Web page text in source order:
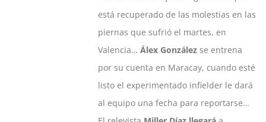
está recuperado de las molestias en las
piernas que sufrió el martes, en
Valencia… Álex González se entrena
por su cuenta en Maracay, cuando esté
listo el experimentado infielder le dará
al equipo una fecha para reportarse…